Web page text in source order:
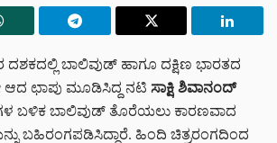
ದಶಕದಲ್ಲಿ ಬಾಲಿವುಡ್ ಹಾಗೂ ದಕ್ಷಿಣ ಭಾರತದ
ಆದ ಛಾಪು ಮೂಡಿಸಿದ್ದ ನಟಿ ಸಾಕ್ಷಿ ಶಿವಾನಂದ್
ಬಳಿಕ ಬಾಲಿವುಡ್ ತೊರೆಯಲು ಕಾರಣವಾದ
ಬಹಿರಂಗಪಡಿಸಿದ್ದಾರೆ. ಹಿಂದಿ ಚಿತ್ರರಂಗದಿಂದ